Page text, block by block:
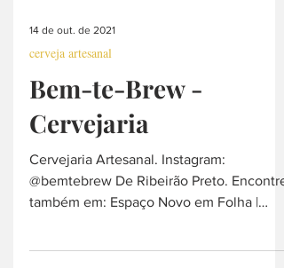
14 de out. de 2021
Bem-te-Brew -
Cervejaria
Cervejaria Artesanal. Instagram:
também em: Espaço Novo em Folha |